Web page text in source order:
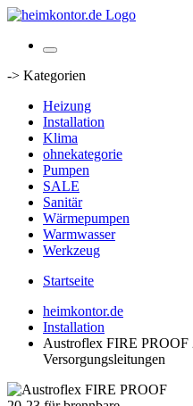
-> Kategorien
Heizung
Installation
Klima
ohnekategorie
Pumpen
SALE
Sanitär
Wärmepumpen
Warmwasser
Werkzeug
Startseite
heimkontor.de
Installation
Austroflex FIRE PROOF
Versorgungsleitungen